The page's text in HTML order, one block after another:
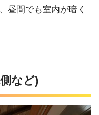
昼間でも室内が暗く
など)